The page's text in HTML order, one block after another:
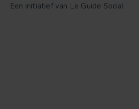
Een initiatief van Le Guide Social